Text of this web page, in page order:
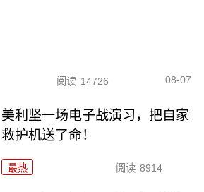
阅读 14726 08-07
美利坚一场电子战演习，把自家
救护机送了命！
最热 阅读 8914